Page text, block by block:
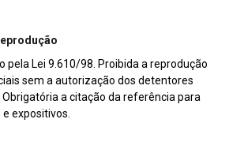
pela Lei 9.610/98. Proibida a reprodução
sem a autorização dos detentores
Obrigatória a citação da referência para
expositivos.